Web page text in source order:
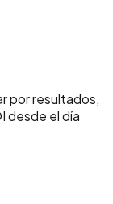
por resultados,
desde el día